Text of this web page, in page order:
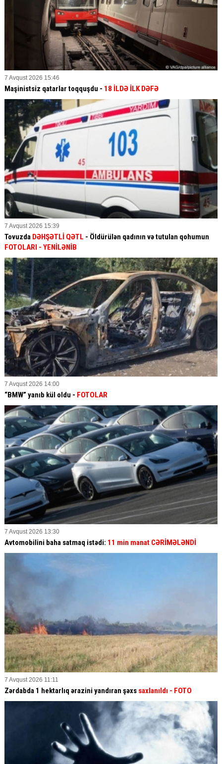
7 Avqust 2026 15:46
Maşinistsiz qatarlar toqquşdu - 18 İLDƏ İLK DƏFƏ
7 Avqust 2026 15:39
Tovuzda DƏHŞƏTLİ QƏTL - Öldürülən qadının və tutulan qohumun
FOTOLARI - YENİLƏNİB
7 Avqust 2026 14:00
“BMW” yanıb kül oldu - FOTOLAR
7 Avqust 2026 13:30
Avtomobilini baha satmaq istədi: 11 min manat CƏRİMƏLƏNDİ
7 Avqust 2026 11:11
Zərdabda 1 hektarlıq ərazini yandıran şəxs saxlanıldı - FOTO